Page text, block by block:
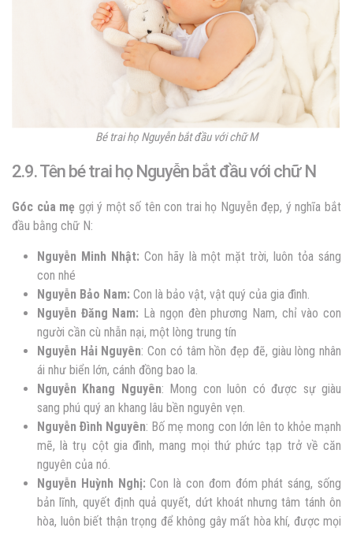
Bé trai họ Nguyễn bắt đầu với chữ M
2.9. Tên bé trai họ Nguyễn bắt đầu với chữ N
Góc của mẹ gợi ý một số tên con trai họ Nguyễn đẹp, ý nghĩa bắt
đầu bằng chữ N:
Nguyễn Minh Nhật: Con hãy là một mặt trời, luôn tỏa sáng
con nhé
Nguyễn Bảo Nam: Con là bảo vật, vật quý của gia đình.
Nguyễn Đăng Nam: Là ngọn đèn phương Nam, chỉ vào con
người cần cù nhẫn nại, một lòng trung tín
Nguyễn Hải Nguyên: Con có tâm hồn đẹp đẽ, giàu lòng nhân
ái như biển lớn, cánh đồng bao la.
Nguyễn Khang Nguyên: Mong con luôn có được sự giàu
sang phú quý an khang lâu bền nguyên vẹn.
NguyễnÐình Nguyên: Bố mẹ mong con lớn lên to khỏe mạnh
mẽ, là trụ cột gia đình, mang mọi thứ phức tạp trở về căn
nguyên của nó.
Nguyễn Huỳnh Nghị: Con là con đom đóm phát sáng, sống
bản lĩnh, quyết định quả quyết, dứt khoát nhưng tâm tánh ôn
hòa, luôn biết thận trọng để không gây mất hòa khí, được mọi